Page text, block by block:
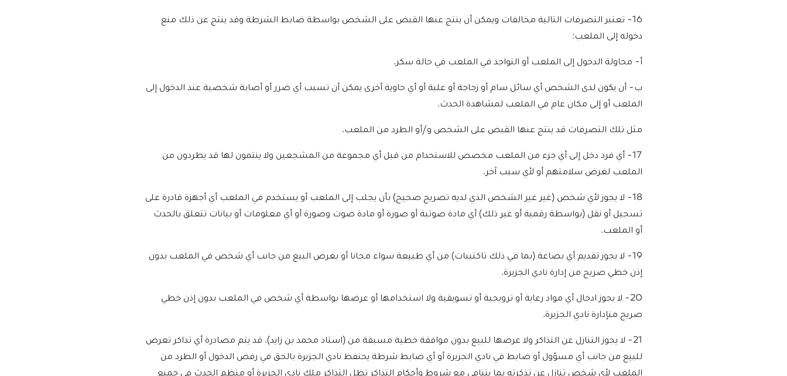
16- تعتبر التصرفات التالية مخالفات ويمكن أن ينتج عنها القبض على الشخص بواسطة ضابط الشرطة وقد ينتج عن ذلك منع
دخوله إلى الملعب:
أ‌- محاولة الدخول إلى الملعب أو التواجد في الملعب في حالة سكر.
ب‌- أن يكون لدى الشخص أي سائل سام أو زجاجة أو علبة أو أي حاوية أخرى يمكن أن تسبب أي ضرر أو أصابة شخصية عند الدخول إلى
الملعب أو إلى مكان عام في الملعب لمشاهدة الحدث.
مثل تلك التصرفات قد ينتج عنها القبض على الشخص و/أو الطرد من الملعب.
17- أي فرد دخل إلى أي جزء من الملعب مخصص للاستحدام من قبل أي مجموعة من المشجعين ولا ينتمون لها قد يطردون من
الملعب لغرض سلامتهم أو لأي سبب آخر.
18- لا يجوز لأي شخص (غير غير الشخص الذي لديه تصريح صحيح) بأن يجلب إلى الملعب أو يستخدم في الملعب أي أجهزة قادرة على
تسجيل أو نقل (بواسطة رقمية أو غير ذلك) أي مادة صوتية أو صورة أو مادة صوت وصورة أو أي معلومات أو بيانات تتعلق بالحدث
أو الملعب.
19- لا يجوز تقديم أي بضاعة (بما في ذلك تاكتيبات) من أي طبيعة سواء مجانا أو بغرض البيع من جانب أي شخص في الملعب بدون
إذن خطي صريح من إدارة نادي الجزيرة.
20- لا يجوز ادخال أي مواد رعاية أو ترويجية أو تسويقية ولا استخدامها أو عرضها بواسطة أي شخص في الملعب بدون إذن خطي
صريح منإدارة نادي الجزيرة.
21- لا يجوز التنازل عن التذاكر ولا عرضها للبيع بدون موافقة خطية مسبقة من (استاد محمد بن زايد). قد يتم مصادرة أي تذاكر تعرض
للبيع من جانب أي مسؤول أو ضابط في نادي الجزيرة أو أي ضابط شرطة يحتفظ نادي الجزيرة بالحق في رفض الدخول أو الطرد من
الملعب لأي شخص تنازل عن تذكرته بما يتنافي مع شروط وأحكام التذاكر تظل التذاكر ملك نادي الجزيرة أو منظم الحدث في جميع